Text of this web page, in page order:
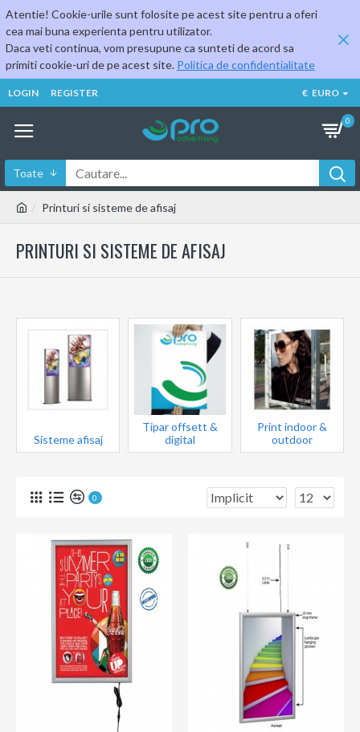
Atentie! Cookie-urile sunt folosite pe acest site pentru a oferi
cea mai buna experienta pentru utilizator.
Daca veti continua, vom presupune ca sunteti de acord sa
primiti cookie-uri de pe acest site. Politica de confidentialitate
LOGIN REGISTER € EURO
0
Toate
Printuri si sisteme de afisaj
PRINTURI SI SISTEME DE AFISAJ
Sisteme afisaj
Tipar offsett &
digital
Print indoor &
outdoor
0